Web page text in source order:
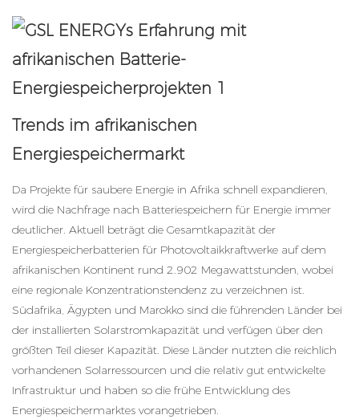
Trends im afrikanischen
Energiespeichermarkt
Da Projekte für saubere Energie in Afrika schnell expandieren,
wird die Nachfrage nach Batteriespeichern für Energie immer
deutlicher. Aktuell beträgt die Gesamtkapazität der
Energiespeicherbatterien für Photovoltaikkraftwerke auf dem
afrikanischen Kontinent rund 2.902 Megawattstunden, wobei
eine regionale Konzentrationstendenz zu verzeichnen ist.
Südafrika, Ägypten und Marokko sind die führenden Länder bei
der installierten Solarstromkapazität und verfügen über den
größten Teil dieser Kapazität. Diese Länder nutzten die reichlich
vorhandenen Solarressourcen und die relativ gut entwickelte
Infrastruktur und haben so die frühe Entwicklung des
Energiespeichermarktes vorangetrieben.